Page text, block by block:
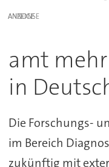
ANZEIGE
amt
in
Die Forschungs-
im Bereich
zukünftig mit